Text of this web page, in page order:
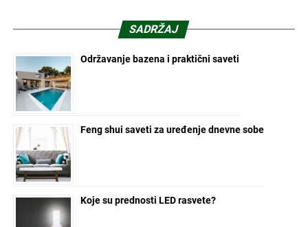
SADRŽAJ
Održavanje bazena i praktični saveti
Feng shui saveti za uređenje dnevne sobe
Koje su prednosti LED rasvete?